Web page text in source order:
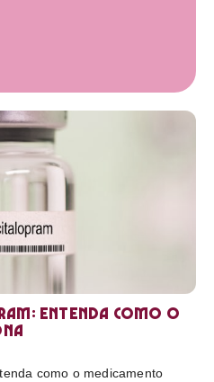
Entenda como o
como o medicamento